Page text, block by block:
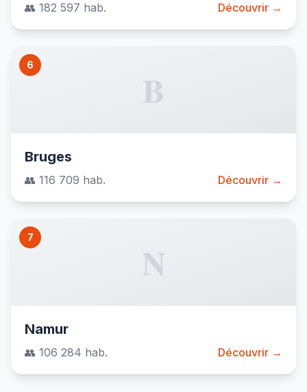
👥 182 597 hab. Découvrir →
6
B
Bruges
👥 116 709 hab. Découvrir →
7
N
Namur
👥 106 284 hab. Découvrir →